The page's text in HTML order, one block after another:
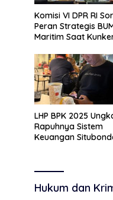
Komisi VI DPR RI
Peran Strategis
Maritim Saat
Jawa Timur Siang
LHP BPK 2025
Rapuhnya Sistem
Keuangan
Hukum dan